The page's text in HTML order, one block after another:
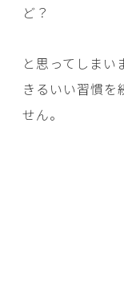
ど？
と思ってしまい
きるいい習慣を
せん。